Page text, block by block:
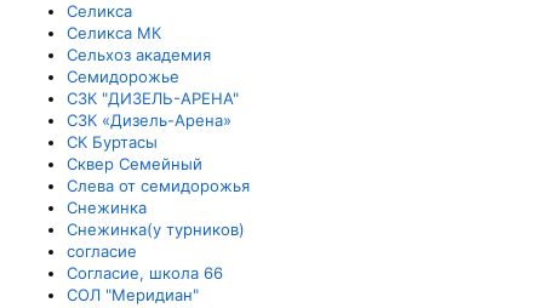
Селикса
Селикса МК
Сельхоз академия
Семидорожье
СЗК "ДИЗЕЛЬ-АРЕНА"
СЗК «Дизель-Арена»
СК Буртасы
Сквер Семейный
Слева от семидорожья
Снежинка
Снежинка(у турников)
согласие
Согласие, школа 66
СОЛ "Меридиан"